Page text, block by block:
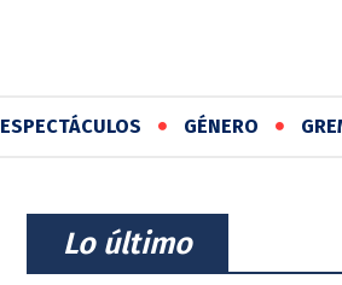
ESPECTÁCULOS GÉNERO
⠀Lo último⠀